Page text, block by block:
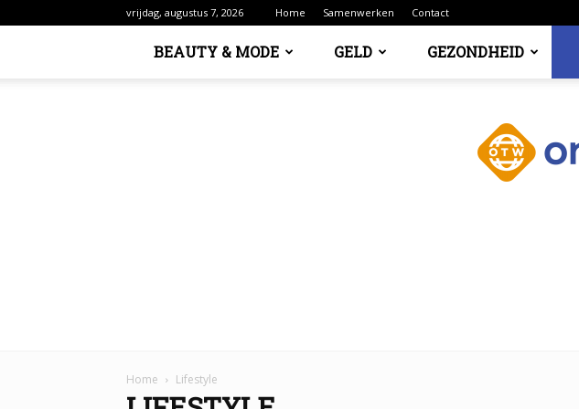
vrijdag, augustus 7, 2026 Home Samenwerken Contact
BEAUTY & MODE GELD GEZONDHEID
Home Lifestyle